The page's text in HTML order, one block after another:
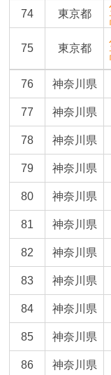
74 東京都
75 東京都
76 神奈川県
77 神奈川県
78 神奈川県
79 神奈川県
80 神奈川県
81 神奈川県
82 神奈川県
83 神奈川県
84 神奈川県
85 神奈川県
86 神奈川県